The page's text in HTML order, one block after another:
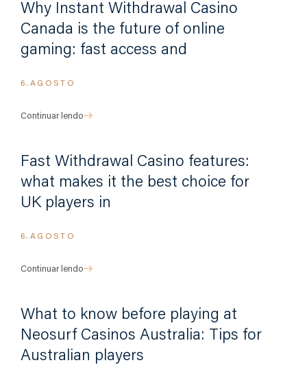
Why Instant Withdrawal Casino
Canada is the future of online
gaming: fast access and
6.AGOSTO
Continuar lendo
Fast Withdrawal Casino features:
what makes it the best choice for
UK players in
6.AGOSTO
Continuar lendo
What to know before playing at
Neosurf Casinos Australia: Tips for
Australian players